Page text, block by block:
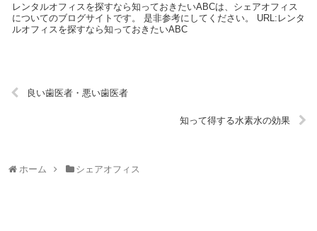
レンタルオフィスを探すなら知っておきたいABCは、シェアオフィス
についてのブログサイトです。 是非参考にしてください。 URL:レンタ
ルオフィスを探すなら知っておきたいABC
良い歯医者・悪い歯医者
知って得する水素水の効果
ホーム シェアオフィス